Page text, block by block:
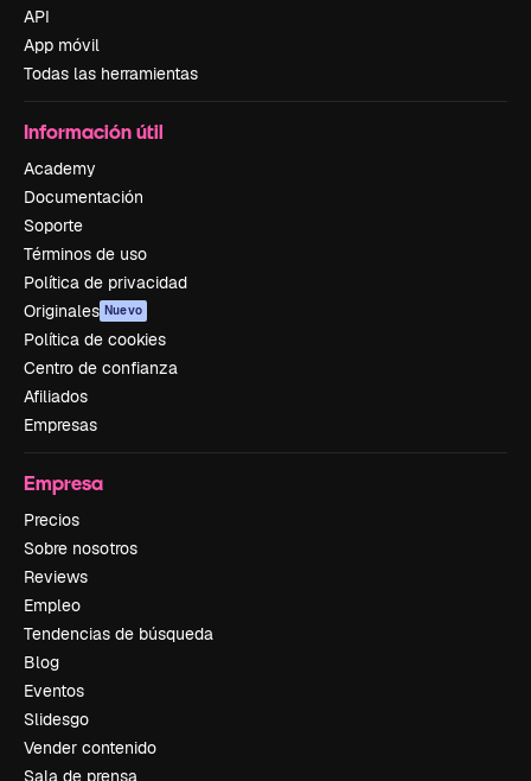
API
App móvil
Todas las herramientas
Información útil
Academy
Documentación
Soporte
Términos de uso
Política de privacidad
Originales Nuevo
Política de cookies
Centro de confianza
Afiliados
Empresas
Empresa
Precios
Sobre nosotros
Reviews
Empleo
Tendencias de búsqueda
Blog
Eventos
Slidesgo
Vender contenido
Sala de prensa